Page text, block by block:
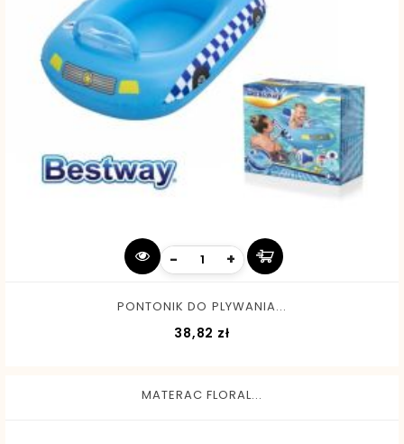
- +
PONTONIK DO PLYWANIA...
38,82 zł
MATERAC FLORAL...